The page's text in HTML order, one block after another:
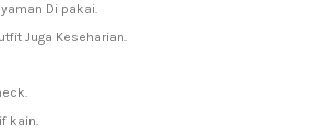
Di pakai.
Juga Keseharian.
kain.